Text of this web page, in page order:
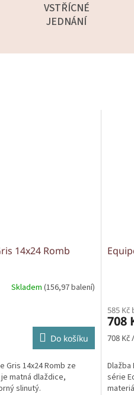
VSTŘÍCNÉ
JEDNÁNÍ
14x24 Romb
Skladem (156,97 balení)
Do košíku
Gris 14x24 Romb ze
matná dlaždice,
slinutý.
585 Kč
708
Měrná
708 Kč
Dlažba
série